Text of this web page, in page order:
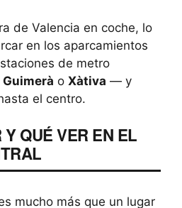
de Valencia en coche, lo
en los aparcamientos
de metro
o Xàtiva — y
el centro.
QUÉ VER EN EL
mucho más que un lugar